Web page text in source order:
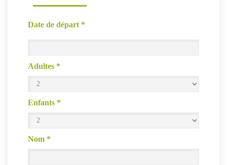
Date de départ *
Adultes *
Enfants *
Nom *